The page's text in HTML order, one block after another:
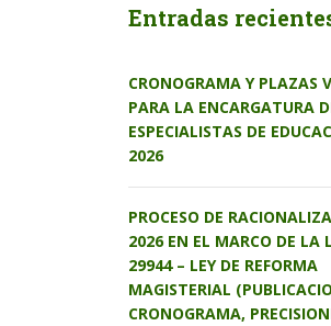
Entradas
CRONOGRAMA Y PLAZAS
PARA LA ENCARGATURA
ESPECIALISTAS DE
2026
PROCESO DE
2026 EN EL MARCO DE LA
29944 – LEY DE REFORMA
MAGISTERIAL
CRONOGRAMA,